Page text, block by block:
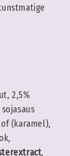
2,5%
(karamel),
,